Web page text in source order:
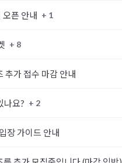
픈 안내 + 1
+ 8
추가 접수 마감 안내
나요? + 2
장 가이드 안내